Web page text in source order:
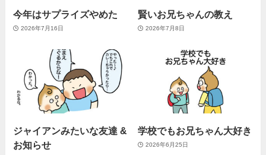
今年はサプライズやめた
2026年7月16日
賢いお兄ちゃんの教え
2026年7月8日
ジャイアンみたいな友達 &
お知らせ
学校でもお兄ちゃん大好き
2026年6月25日